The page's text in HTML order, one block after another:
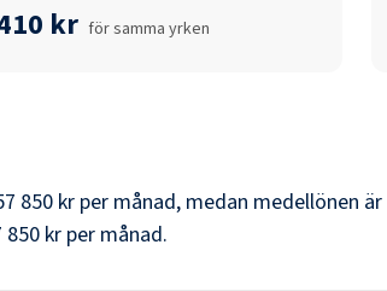
kr för samma yrken
850 krper månad, medan medellönen är
850 krper månad.